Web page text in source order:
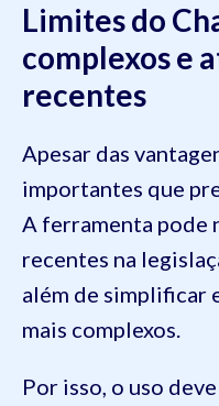
Limites do
complexos e
recentes
Apesar das
importantes que
A ferramenta pode
recentes na
além de simplificar
mais complexos.
Por isso, o uso